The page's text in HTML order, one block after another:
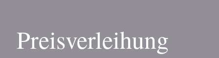
Preisverleihung